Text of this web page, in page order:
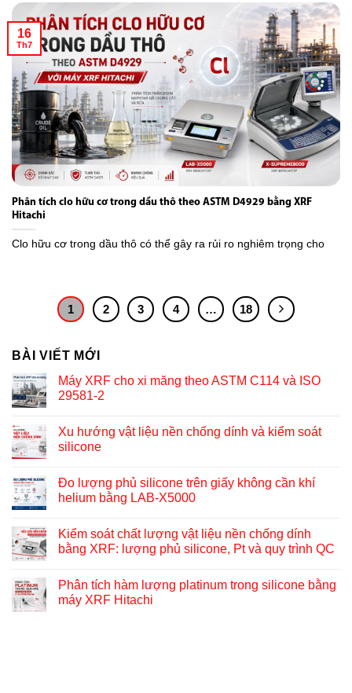
Phân tích clo hữu cơ trong dầu thô theo ASTM D4929 bằng XRF
Hitachi
Clo hữu cơ trong dầu thô có thể gây ra rủi ro nghiêm trọng cho
16
Th7
1 2 3 4 … 18
BÀI VIẾT MỚI
Máy XRF cho xi măng theo ASTM C114 và ISO
29581-2
Xu hướng vật liệu nền chống dính và kiểm soát
silicone
Đo lượng phủ silicone trên giấy không cần khí
helium bằng LAB-X5000
Kiểm soát chất lượng vật liệu nền chống dính
bằng XRF: lượng phủ silicone, Pt và quy trình QC
Phân tích hàm lượng platinum trong silicone bằng
máy XRF Hitachi